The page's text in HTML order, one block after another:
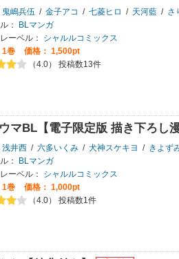
鬼嶋兵伍 / 金子アコ / 七菱ヒロ / 天河藍 / さ
：
BLマンガ
ーベル：
シャルルコミックス
1巻
価格： 1,500pt
（4.0） 投稿数13件
ウマBL【電子限定版 描き下ろし
浅井西 / 六多いくみ / 犬神スケキヨ / きよず
：
BLマンガ
ーベル：
シャルルコミックス
1巻
価格： 1,000pt
（4.0） 投稿数1件